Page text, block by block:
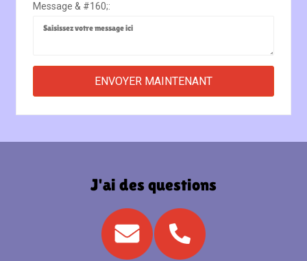
Message & #160;:
J'ai des questions